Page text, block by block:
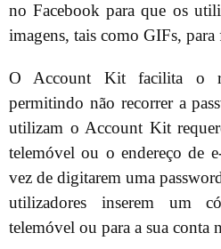
no Facebook para que os
imagens, tais como GIFs,
O Account Kit facilita o
permitindo não recorrer a
utilizam o Account Kit
telemóvel ou o endereço de
vez de digitarem uma
utilizadores inserem um
telemóvel ou para a sua conta